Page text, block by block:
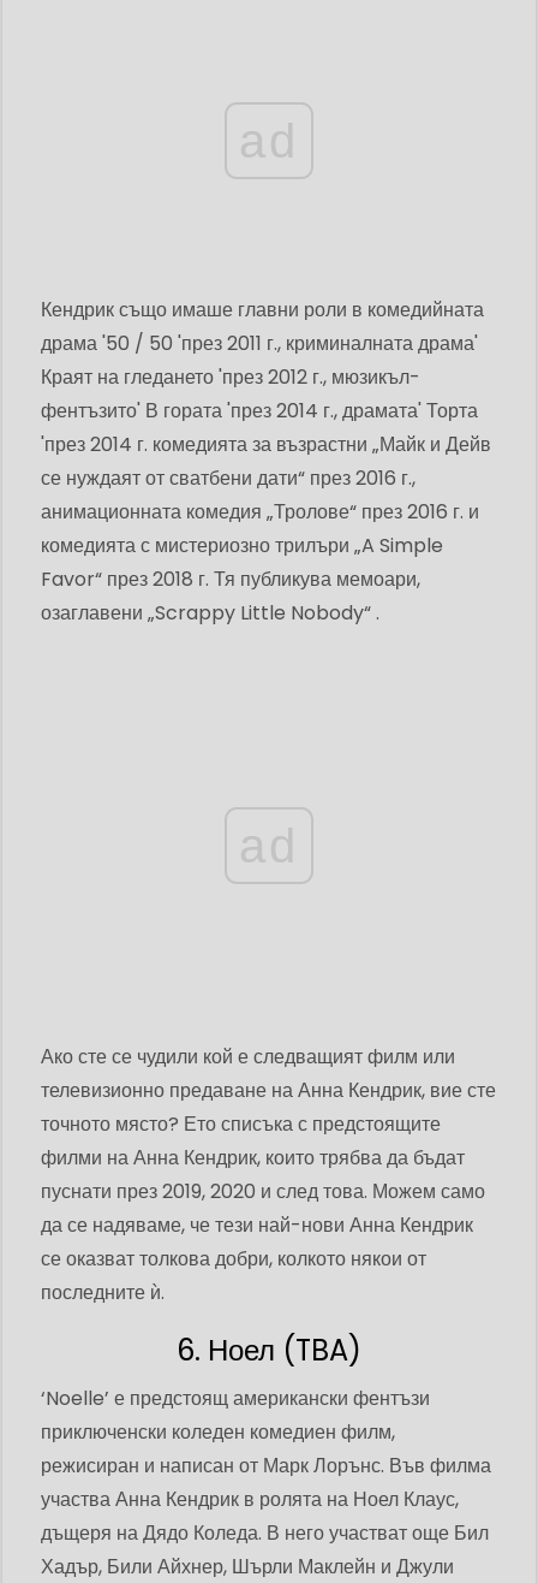
ad
Кендрик също имаше главни роли в комедийната
драма '50 / 50 'през 2011 г., криминалната драма'
Краят на гледането 'през 2012 г., мюзикъл-
фентъзито' В гората 'през 2014 г., драмата' Торта
'през 2014 г. комедията за възрастни „Майк и Дейв
се нуждаят от сватбени дати“ през 2016 г.,
анимационната комедия „Тролове“ през 2016 г. и
комедията с мистериозно трилъри „A Simple
Favor“ през 2018 г. Тя публикува мемоари,
озаглавени „Scrappy Little Nobody“ .
ad
Ако сте се чудили кой е следващият филм или
телевизионно предаване на Анна Кендрик, вие сте
точното място? Ето списъка с предстоящите
филми на Анна Кендрик, които трябва да бъдат
пуснати през 2019, 2020 и след това. Можем само
да се надяваме, че тези най-нови Анна Кендрик
се оказват толкова добри, колкото някои от
последните ѝ.
6. Ноел (TBA)
‘Noelle’ е предстоящ американски фентъзи
приключенски коледен комедиен филм,
режисиран и написан от Марк Лорънс. Във филма
участва Анна Кендрик в ролята на Ноел Клаус,
дъщеря на Дядо Коледа. В него участват още Бил
Хадър, Били Айхнер, Шърли Маклейн и Джули